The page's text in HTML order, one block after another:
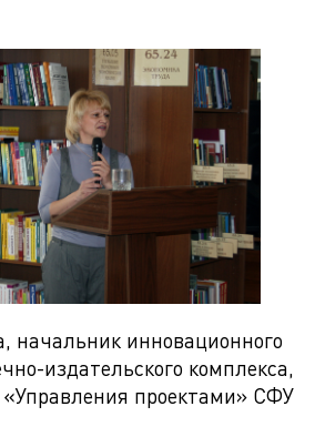
начальник инновационного
издательского комплекса,
проектами» СФУ